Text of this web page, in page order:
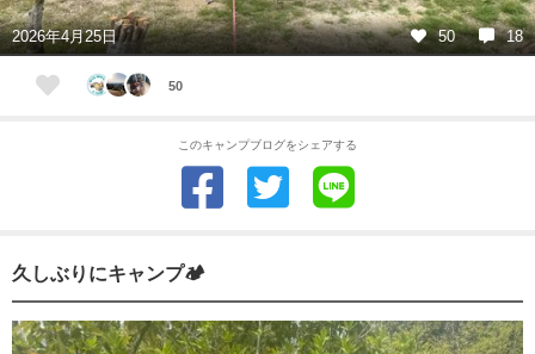
2026年4月25日 50 18
50
このキャンプブログをシェアする
久しぶりにキャンプ🏕️